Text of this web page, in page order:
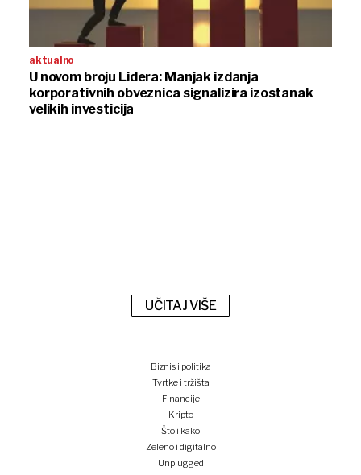
aktualno
U novom broju Lidera: Manjak izdanja
korporativnih obveznica signalizira izostanak
velikih investicija
UČITAJ VIŠE
Biznis i politika
Tvrtke i tržišta
Financije
Kripto
Što i kako
Zeleno i digitalno
Unplugged